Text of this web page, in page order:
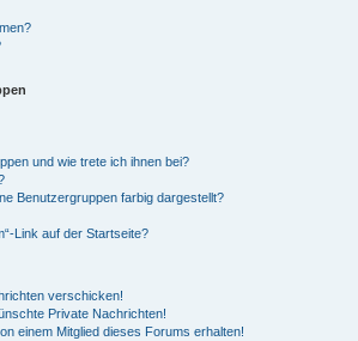
und wie trete ich ihnen bei?
Benutzergruppen farbig dargestellt?
Link auf der Startseite?
verschicken!
Private Nachrichten!
einem Mitglied dieses Forums erhalten!